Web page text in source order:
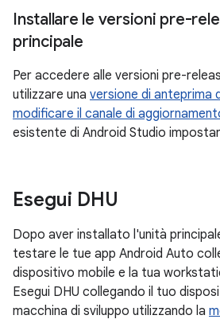
Installare le versioni pre-
principale
Per accedere alle versioni pre-
utilizzare una versione di anteprima
modificare il canale di
esistente di Android Studio
Esegui DHU
Dopo aver installato l'unità
testare le tue app Android Auto
dispositivo mobile e la tua
Esegui DHU collegando il tuo
macchina di sviluppo utilizzando la